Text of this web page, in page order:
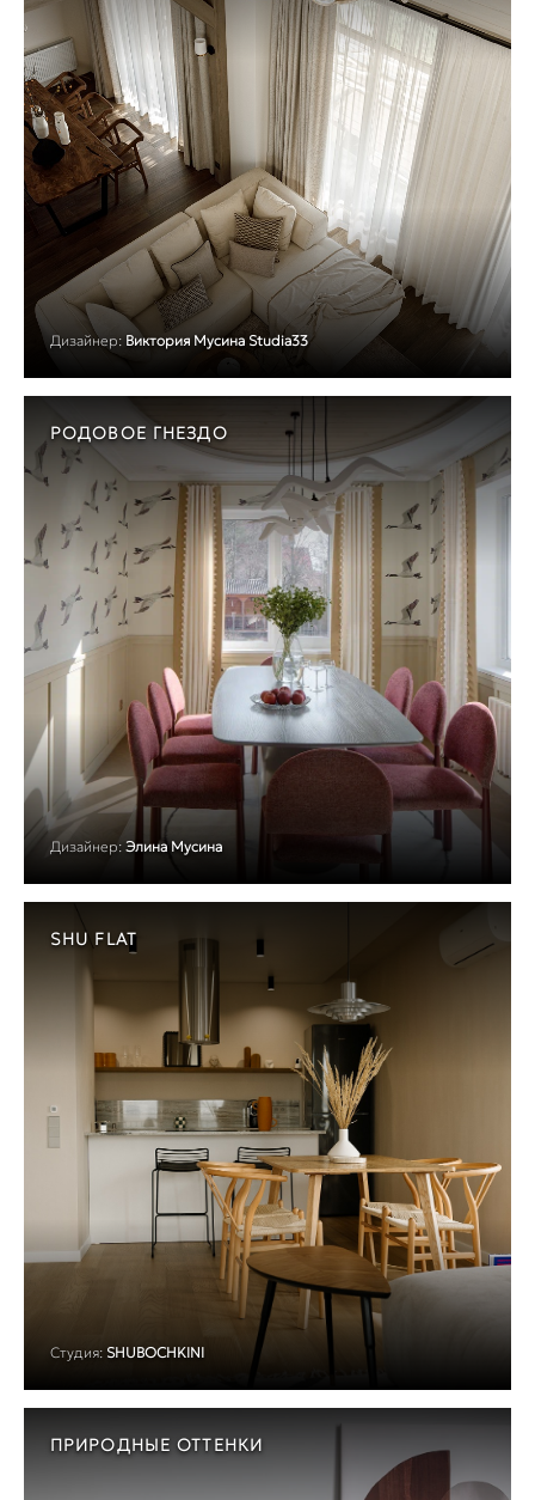
Дизайнер: Виктория Мусина Studia33
РОДОВОЕ ГНЕЗДО
Дизайнер: Элина Мусина
SHU FLAT
Студия: SHUBOCHKINI
ПРИРОДНЫЕ ОТТЕНКИ